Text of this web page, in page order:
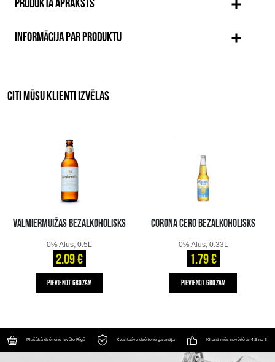
PRODUKTA APRAKSTS
INFORMĀCIJA PAR PRODUKTU
CITI MŪSU KLIENTI IZVĒLAS
VALMIERMUIŽAS BEZALKOHOLISKS
0% Alus, 0.5L
2.09 €
PIEVIENOT GROZAM
CORONA CERO BEZALKOHOLISKS
0% Alus, 0.33L
1.79 €
PIEVIENOT GROZAM
Plašākā dzērienu izvēle Rīgā Kvalitatīvu dzērienu garantija Klienti mūs novērtē ar 4.6 no 5